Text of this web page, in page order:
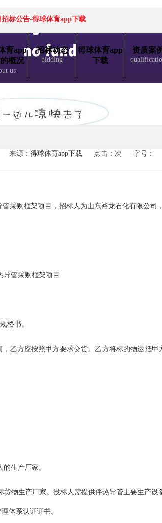
标公告-得球体育app下载
育app
概况
us
招标动态
bidding
得球体育app
下载
资质案
来源： 得球体育app下载 点击：次 字号：
采购框架项目，招标人为山东裕龙石化有限公司
导管采购框架项目
格书。
乙方应按照甲方要求交货。乙方将标的物运抵
生产厂家。
货物生产厂家。投标人需提供伴热导管主要生产设
体系认证证书。